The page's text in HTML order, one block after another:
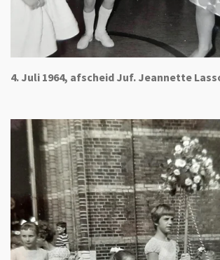
4. Juli 1964, afscheid Juf. Jeannette